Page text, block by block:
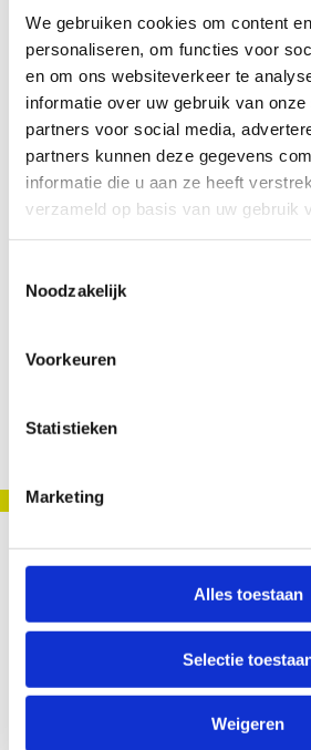
We gebruiken cookies om content
personaliseren, om functies voor
en om ons websiteverkeer te
informatie over uw gebruik van
partners voor social media,
partners kunnen deze gegevens
informatie die u aan ze heeft
verzameld op basis van uw gebruik
Noodzakelijk
Voorkeuren
Statistieken
Marketing
Alles toestaan
Selectie
Weigeren
Humor zonder grenzen – 7
november 7 @ 20:00-23:00
Sponsor balk
Contactgegevens
4707 ZH Roosendaal